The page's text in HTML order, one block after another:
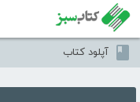
آپلود کتاب